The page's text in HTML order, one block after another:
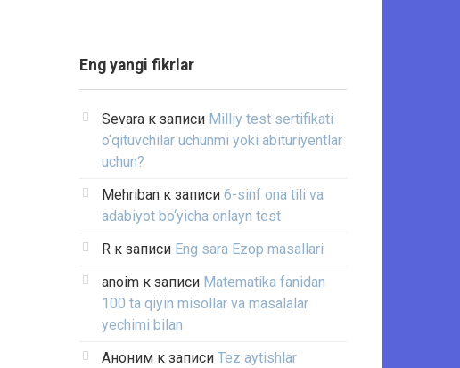
Eng yangi fikrlar
Sevara к записи Milliy test sertifikati
o‘qituvchilar uchunmi yoki abituriyentlar
uchun?
Mehriban к записи 6-sinf ona tili va
adabiyot bo‘yicha onlayn test
R к записи Eng sara Ezop masallari
anoim к записи Matematika fanidan
100 ta qiyin misollar va masalalar
yechimi bilan
Аноним к записи Tez aytishlar